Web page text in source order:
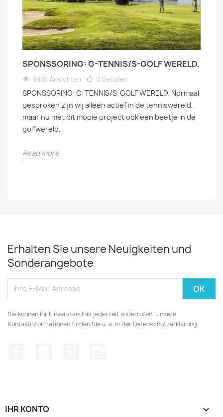
SPONSSORING: G-TENNIS/S-GOLF WERELD.
9930 Ansichten 0 Gefallen
SPONSSORING: G-TENNIS/S-GOLF WERELD. Normaal
gesproken zijn wij alleen actief in de tenniswereld,
maar nu met dit mooie project ook een beetje in de
golfwereld.
Read more
Erhalten Sie unsere Neuigkeiten und
Sonderangebote
Sie können Ihr Einverständnis jederzeit widerrufen. Unsere
Kontaktinformationen finden Sie u. a. in der Datenschutzerklärung.
IHR KONTO 